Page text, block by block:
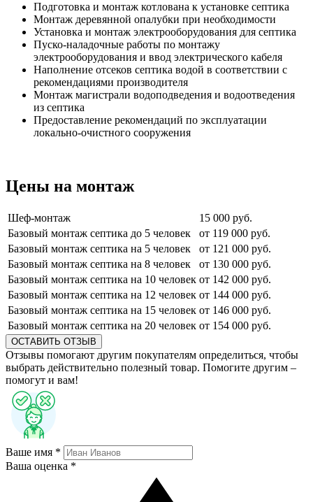
Подготовка и монтаж котлована к установке септика
Монтаж деревянной опалубки при необходимости
Установка и монтаж электрооборудования для септика
Пуско-наладочные работы по монтажу
электрооборудования и ввод электрического кабеля
Наполнение отсеков септика водой в соответствии с
рекомендациями производителя
Монтаж магистрали водоподведения и водоотведения
из септика
Предоставление рекомендаций по эксплуатации
локально-очистного сооружения
Цены на монтаж
Шеф-монтаж
15 000 руб.
Базовый монтаж септика до 5 человек
от 119 000 руб.
Базовый монтаж септика на 5 человек
от 121 000 руб.
Базовый монтаж септика на 8 человек
от 130 000 руб.
Базовый монтаж септика на 10 человек от 142 000 руб.
Базовый монтаж септика на 12 человек от 144 000 руб.
Базовый монтаж септика на 15 человек от 146 000 руб.
Базовый монтаж септика на 20 человек от 154 000 руб.
ОСТАВИТЬ ОТЗЫВ
Отзывы помогают другим покупателям определиться, чтобы
выбрать действительно полезный товар. Помогите другим –
помогут и вам!
Ваше имя *
Ваша оценка *